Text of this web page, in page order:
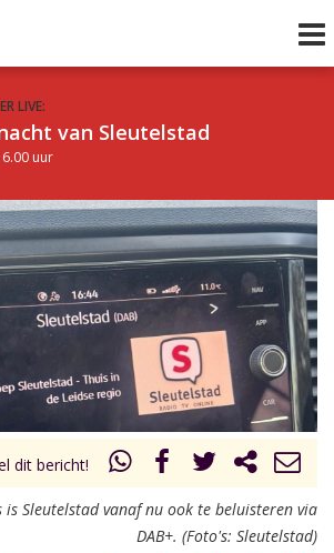
LIVE:
van Sleutelstad
6.00 uur
Sleutelstad
uur 1 van 0 Volgend uur
dit bericht!
Sleutelstad vanaf nu ook te beluisteren via
DAB+. (Foto's: Sleutelstad)